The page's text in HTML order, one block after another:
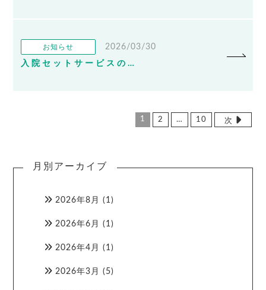
お知らせ
2026/03/30
入院セットサービスの導入のお知らせ
1 2 … 10 次
月別アーカイブ
2026年8月 (1)
2026年6月 (1)
2026年4月 (1)
2026年3月 (5)